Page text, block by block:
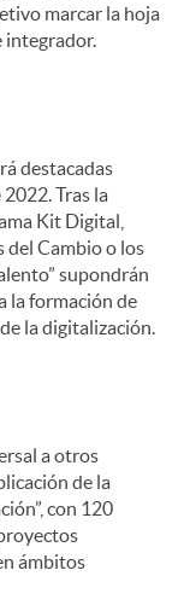
marcar la hoja
integrador.
destacadas
Tras la
Kit Digital,
del Cambio o los
supondrán
la formación de
la digitalización.
a otros
de la
con 120
ámbitos